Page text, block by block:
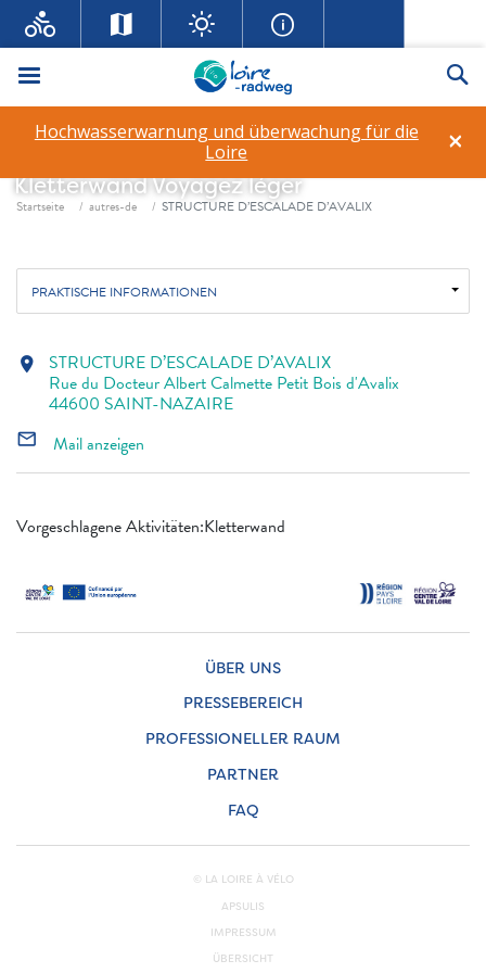
Menü
×
Hochwasserwarnung und überwachung für die
Loire
STRUCTURE D’ESCALADE
D’AVALIX
KletterwandVoyagez léger
Fil d'ariane
Startseite autres-de STRUCTURE D’ESCALADE D’AVALIX
PRAKTISCHE INFORMATIONEN
Vorgeschlagene Aktivitäten:Kletterwand
location_on STRUCTURE D’ESCALADE D’AVALIX
Rue du Docteur Albert Calmette Petit Bois d'Avalix
44600 SAINT-NAZAIRE
mail_outline Mail anzeigen
ÜBER UNS
PRESSEBEREICH
PROFESSIONELLER RAUM
PARTNER
FAQ
© LA LOIRE À VÉLO
APSULIS
IMPRESSUM
ÜBERSICHT